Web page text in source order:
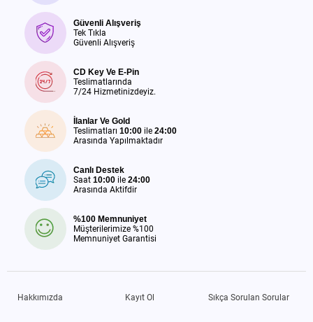
Güvenli Alışveriş
Tek Tıkla
Güvenli Alışveriş
CD Key Ve E-Pin
Teslimatlarında
7/24 Hizmetinizdeyiz.
İlanlar Ve Gold
Teslimatları 10:00 ile 24:00
Arasında Yapılmaktadır
Canlı Destek
Saat 10:00 ile 24:00
Arasında Aktifdir
%100 Memnuniyet
Müşterilerimize %100
Memnuniyet Garantisi
Hakkımızda Kayıt Ol Sıkça Sorulan Sorular